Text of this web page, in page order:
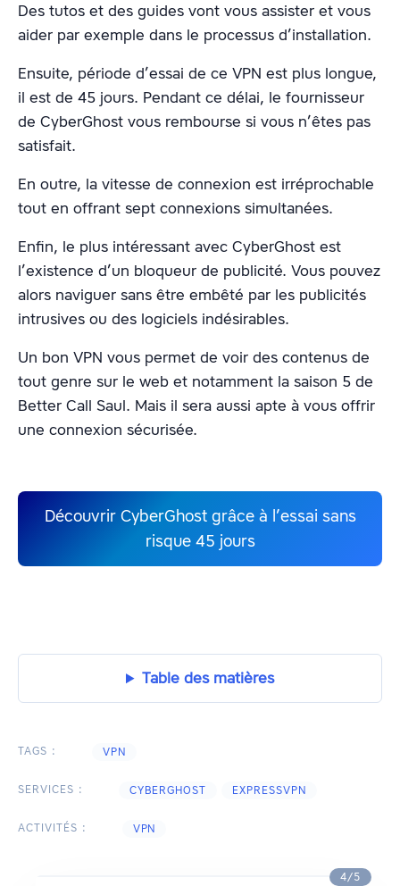
Des tutos et des guides vont vous assister et vous
aider par exemple dans le processus d’installation.
Ensuite, période d’essai de ce VPN est plus longue,
il est de 45 jours. Pendant ce délai, le fournisseur
de CyberGhost vous rembourse si vous n’êtes pas
satisfait.
En outre, la vitesse de connexion est irréprochable
tout en offrant sept connexions simultanées.
Enfin, le plus intéressant avec CyberGhost est
l’existence d’un bloqueur de publicité. Vous pouvez
alors naviguer sans être embêté par les publicités
intrusives ou des logiciels indésirables.
Un bon VPN vous permet de voir des contenus de
tout genre sur le web et notamment la saison 5 de
Better Call Saul. Mais il sera aussi apte à vous offrir
une connexion sécurisée.
Découvrir CyberGhost grâce à l’essai sans
risque 45 jours
Table des matières
TAGS : VPN
SERVICES : CYBERGHOST EXPRESSVPN
ACTIVITÉS : VPN
4/5